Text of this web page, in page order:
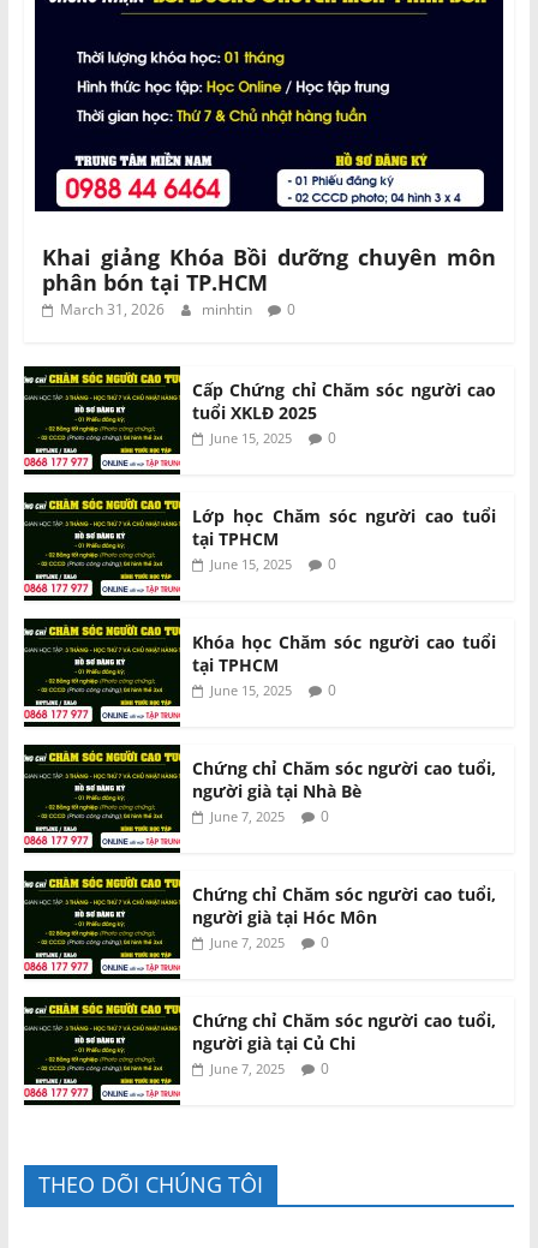
Khai giảng Khóa Bồi dưỡng chuyên môn
phân bón tại TP.HCM
March 31, 2026 minhtin 0
Cấp Chứng chỉ Chăm sóc người cao
tuổi XKLĐ 2025
June 15, 2025 0
Lớp học Chăm sóc người cao tuổi
tại TPHCM
June 15, 2025 0
Khóa học Chăm sóc người cao tuổi
tại TPHCM
June 15, 2025 0
Chứng chỉ Chăm sóc người cao tuổi,
người già tại Nhà Bè
June 7, 2025 0
Chứng chỉ Chăm sóc người cao tuổi,
người già tại Hóc Môn
June 7, 2025 0
Chứng chỉ Chăm sóc người cao tuổi,
người già tại Củ Chi
June 7, 2025 0
THEO DÕI CHÚNG TÔI